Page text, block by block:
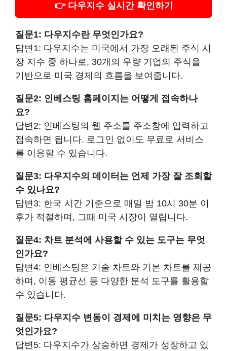
👉 다우지수 실시간 확인하기
질문1: 다우지수란 무엇인가요?
답변1: 다우지수는 미국에서 가장 오래된 주식 시
장 지수 중 하나로, 30개의 우량 기업의 주식을
기반으로 미국 경제의 흐름을 보여줍니다.
질문2: 인베스팅 홈페이지는 어떻게 접속하나
요?
답변2: 인베스팅의 웹 주소를 주소창에 입력하고
접속하면 됩니다. 로그인 없이도 무료로 서비스
를 이용할 수 있습니다.
질문3: 다우지수의 데이터는 언제 가장 잘 조회할
수 있나요?
답변3: 한국 시간 기준으로 매일 밤 10시 30분 이
후가 적절하며, 그때 미국 시장이 열립니다.
질문4: 차트 분석에 사용할 수 있는 도구는 무엇
인가요?
답변4: 인베스팅은 기술 차트와 기본 차트를 제공
하며, 이동 평균선 등 다양한 분석 도구를 활용할
수 있습니다.
질문5: 다우지수 변동이 경제에 미치는 영향은 무
엇인가요?
답변5: 다우지수가 상승하면 경제가 성장하고 있